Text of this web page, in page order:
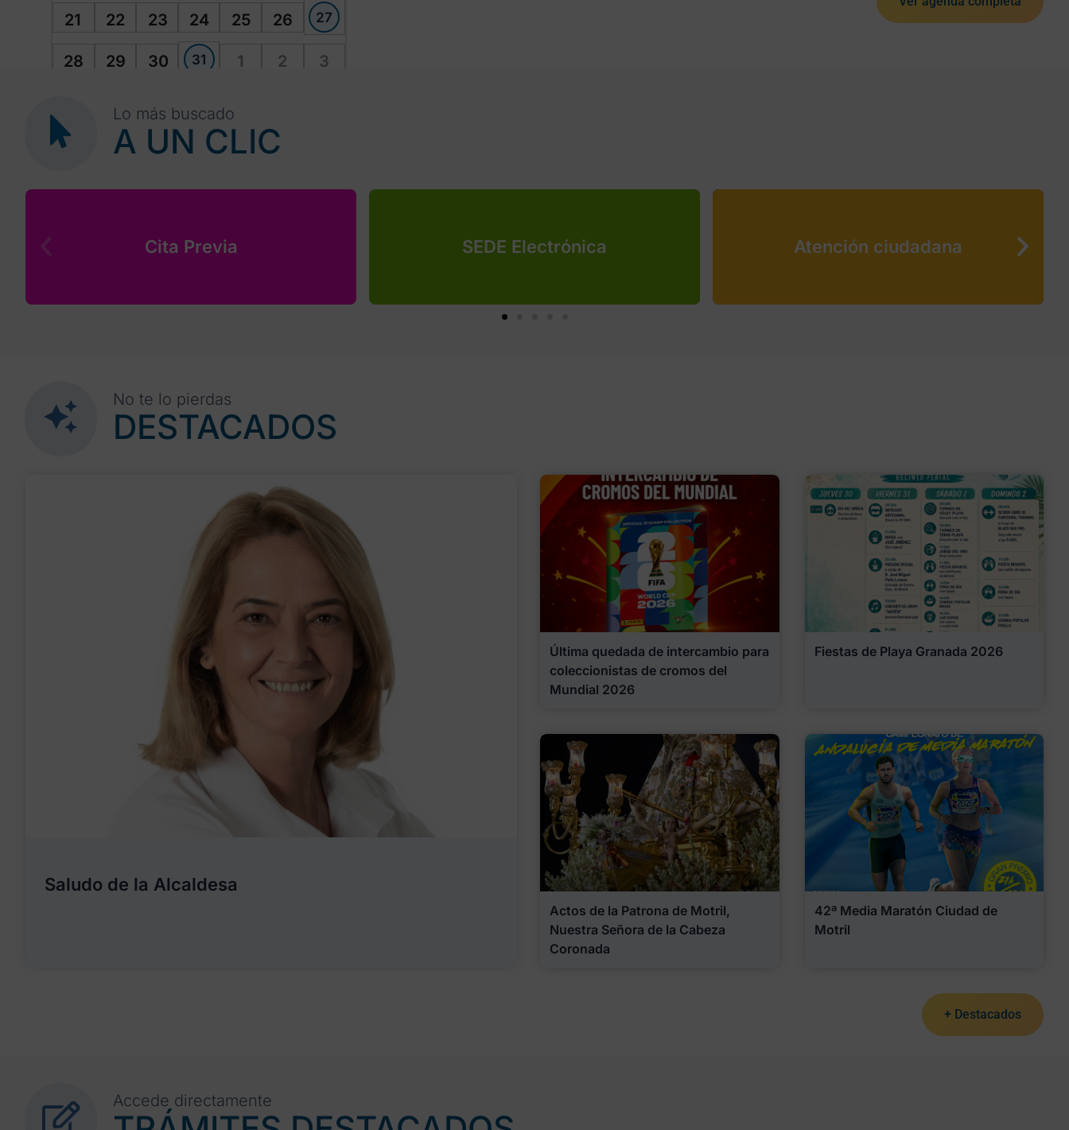
21 22 23 24 25 26 27
28 29 30 31 1 2 3
Lo más buscado
A UN CLIC
Cita Previa SEDE Electrónica Atención ciudadana
No te lo pierdas
DESTACADOS
Saludo de la Alcaldesa
Última quedada de intercambio para
coleccionistas de cromos del
Mundial 2026
Fiestas de Playa Granada 2026
Actos de la Patrona de Motril,
Nuestra Señora de la Cabeza
Coronada
42ª Media Maratón Ciudad de
Motril
+ Destacados
Accede directamente